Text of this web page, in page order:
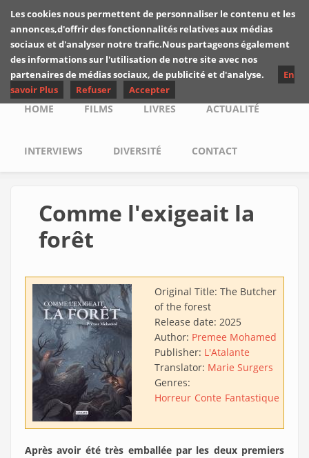
Skip to main content
Les critiques de
Yuyine
Main menu
HOME FILMS LIVRES ACTUALITÉ
INTERVIEWS DIVERSITÉ CONTACT
Comme l'exigeait la
forêt
Original Title: The Butcher
of the forest
Release date: 2025
Author: Premee Mohamed
Publisher: L'Atalante
Translator: Marie Surgers
Genres:
Horreur Conte Fantastique
Après avoir été très emballée par les deux premiers
Les cookies nous permettent de personnaliser le contenu et les
annonces,d'offrir des fonctionnalités relatives aux médias
sociaux et d'analyser notre trafic.Nous partageons également
des informations sur l'utilisation de notre site avec nos
partenaires de médias sociaux, de publicité et d'analyse.
En
savoir Plus
Refuser Accepter